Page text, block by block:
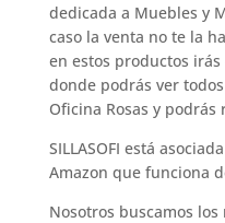
dedicada a Muebles y
caso la venta no te la
en estos productos
donde podrás ver
Oficina Rosas y
SILLASOFI está
Amazon que funciona
Nosotros buscamos